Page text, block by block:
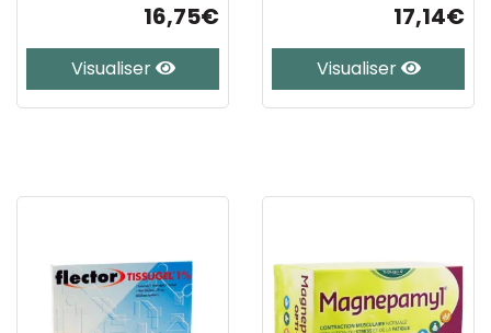
16,75€
Visualiser
17,14€
Visualiser